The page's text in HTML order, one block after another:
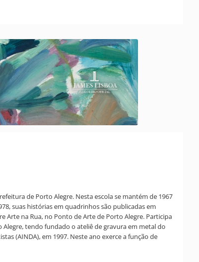
de Porto Alegre. Nesta escola se mantém de 1967
suas histórias em quadrinhos são publicadas em
Arte na Rua, no Ponto de Arte de Porto Alegre. Participa
tendo fundado o ateliê de gravura em metal do
(AINDA), em 1997. Neste ano exerce a função de